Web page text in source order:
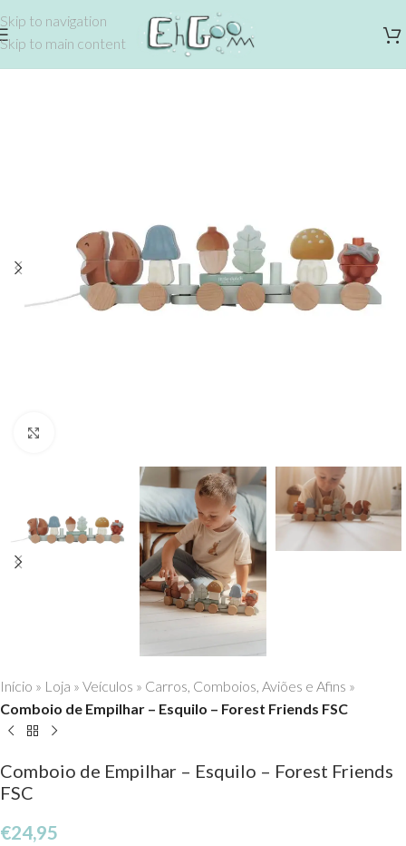
Skip to navigation
Skip to main content
Início » Loja » Veículos » Carros, Comboios, Aviões e Afins »
Comboio de Empilhar – Esquilo – Forest Friends FSC
Comboio de Empilhar – Esquilo – Forest Friends
FSC
€24,95